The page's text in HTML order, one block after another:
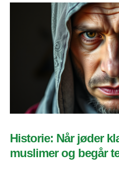
Historie: Når jøder
muslimer og begår